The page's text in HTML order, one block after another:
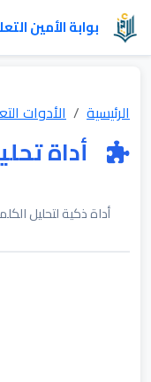
بوابة الأمين
الرئيسية الأدوات
أداة
أداة ذكية لتحليل